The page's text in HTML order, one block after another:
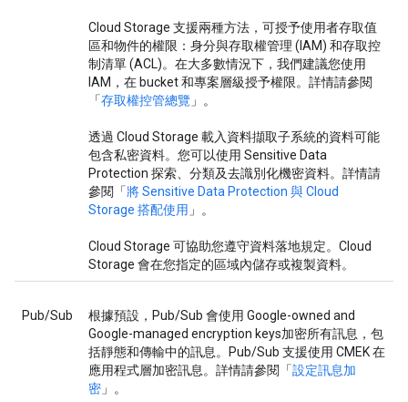
Cloud Storage 支援兩種方法，可授予使用者存取值
區和物件的權限：身分與存取權管理 (IAM) 和存取控
制清單 (ACL)。在大多數情況下，我們建議您使用
IAM，在 bucket 和專案層級授予權限。詳情請參閱
「存取權控管總覽 」。
透過 Cloud Storage 載入資料擷取子系統的資料可能
包含私密資料。您可以使用 Sensitive Data
Protection 探索、分類及去識別化機密資料。詳情請
參閱「將 Sensitive Data Protection 與 Cloud
Storage 搭配使用 」。
Cloud Storage 可協助您遵守資料落地規定。Cloud
Storage 會在您指定的區域內儲存或複製資料。
Pub/Sub
根據預設，Pub/Sub 會使用 Google-owned and
Google-managed encryption keys加密所有訊息，包
括靜態和傳輸中的訊息。Pub/Sub 支援使用 CMEK 在
應用程式層加密訊息。詳情請參閱「設定訊息加
密 」。